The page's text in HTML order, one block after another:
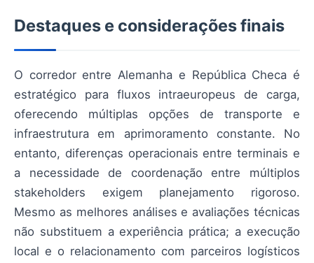
Destaques e considerações finais
O corredor entre Alemanha e República Checa é
estratégico para fluxos intraeuropeus de carga,
oferecendo múltiplas opções de transporte e
infraestrutura em aprimoramento constante. No
entanto, diferenças operacionais entre terminais e
a necessidade de coordenação entre múltiplos
stakeholders exigem planejamento rigoroso.
Mesmo as melhores análises e avaliações técnicas
não substituem a experiência prática; a execução
local e o relacionamento com parceiros logísticos